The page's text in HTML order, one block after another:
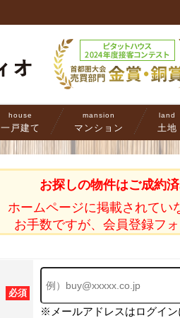
house
一戸建て
mansion
マンション
land
土地
お探しの物件はご成約
ホームページに掲載されてい
お手数ですが、会員登録フ
必須
※メールアドレスはログイン